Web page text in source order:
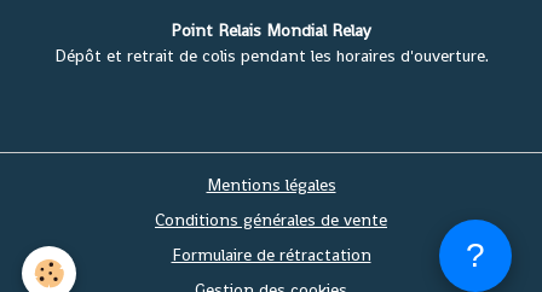
?
Point Relais Mondial Relay
Dépôt et retrait de colis pendant les horaires d'ouverture.
Mentions légales
Conditions générales de vente
Formulaire de rétractation